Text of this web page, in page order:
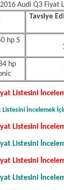
2016 Audi Q3 Fiyat
Tavsiye
hp S
hp
Listesini
İncelemek İçin
Listesini
Listesini
Listesini
Listesini